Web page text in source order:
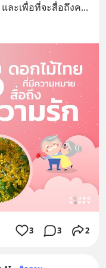
ละเพื่อที่จะสื่อถึงค
3 3 2